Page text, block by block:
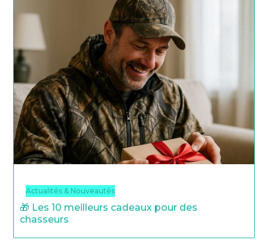
Actualités & Nouveautés
🎁 Les 10 meilleurs cadeaux pour des
chasseurs